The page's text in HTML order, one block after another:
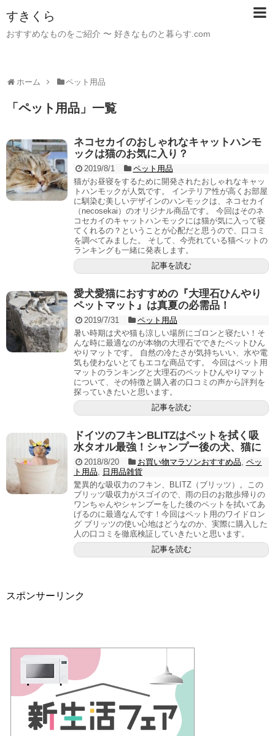
すきくら
おすすめなものをご紹介 〜 好きなものと暮らす.com
ホーム ペット用品
「 ペット用品 」 一覧
ネコセカイのおしゃれなキャットハンモ
ックは猫のお気に入り？
2019/8/1
ペット用品
猫がお昼寝をするために開発されたおしゃれなキャッ
トハンモックが人気です。 インテリア性が高くお部屋
に馴染む美しいデザインのハンモックは、ネコセカイ
（necosekai）のオリジナル商品です。 今回はそのネ
コセカイのキャットハンモックには猫が気に入って寝
てくれるの？ということが心配だと思うので、口コミ
を調べてみました。 そして、今売れている猫ベットの
ランキングも一緒に発表します。
記事を読む
愛犬愛猫におすすめの『大理石ひんやり
ペットマット』は真夏の必需品！
2019/7/31
ペット用品
暑い時期は犬や猫も涼しい場所にゴロンと寝たい！そ
んな時に最適なのが本物の大理石でできたペットひん
やりマットです。 自然の冷たさが気持ちいい、水や電
気も使わないとてもエコな商品です。 今回はペット用
マットのランキングと大理石のペットひんやりマット
について、その特徴と購入者の口コミの声から評判を
探っていきたいと思います。
記事を読む
ドイツのフキンBLITZはペットを拭く吸
水タオル最強！シャンプー後の犬、猫に
2018/8/20 お買い物マラソンおすすめ品, ペッ
ト用品, 日用品雑貨
驚異的な吸収力のフキン、BLITZ（ブリッツ）。この
ブリッツ吸収力がスゴイので、雨の日のお散歩帰りの
ワンちゃんやシャンプーをした後のペットを拭いてあ
げるのに最適なんです！今回はペット用のワイドロン
グ ブリッツの使い心地はどうなのか、実際に購入した
人の口コミを徹底検証していきたいと思います。
記事を読む
スポンサーリンク